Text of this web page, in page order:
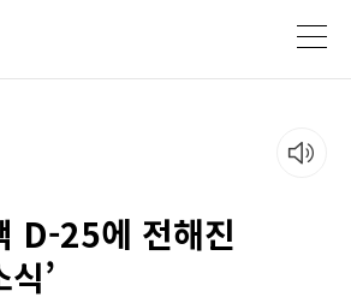
D-25에 전해진
’